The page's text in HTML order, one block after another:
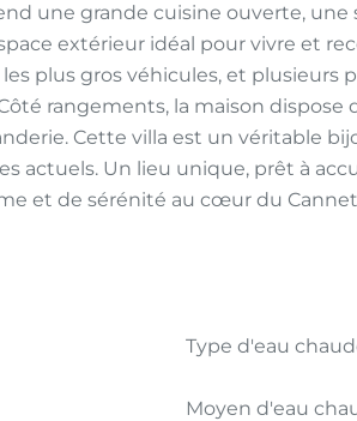
une grande cuisine ouverte, une
extérieur idéal pour vivre et
plus gros véhicules, et plusieurs
rangements, la maison dispose
Cette villa est un véritable
actuels. Un lieu unique, prêt à
et de sérénité au cœur du
Type d'eau
Moyen d'eau